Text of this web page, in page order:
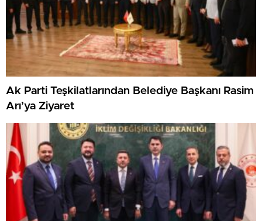
Ak Parti Teşkilatlarından Belediye Başkanı Rasim
Arı’ya Ziyaret